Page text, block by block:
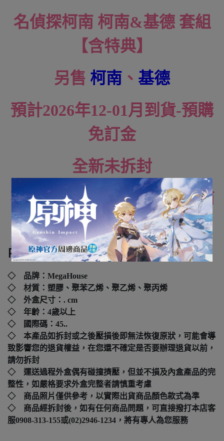
名偵探柯南 柯南&基德 套組
【含特典】
另售 柯南 、 基德
預計2026年12-01月到貨-預購
免訂金
全新未拆封
不可與 現貨/其他月份預購 商
品合併結帳
內容規格：
◇ 品牌： MegaHouse
◇ 材質：塑膠、聚苯乙烯、聚乙烯、聚丙烯
◇ 外盒尺寸： . cm
◇ 年齡：4歲以上
◇ 國際碼： 45..
◇ 本產品如拆封或之後壓損後即無法恢復原狀，可能會導
致影響您的退貨權益，在您還不確定是否要辦理退貨以前，
請勿拆封
◇ 運送過程外盒偶有碰撞擠壓，但並不損及內盒產品的完
整性，如嚴格要求外盒完整者請慎重考慮
◇ 商品照片僅供參考，以實際出貨商品顏色款式為準
◇ 商品經拆封後，如有任何商品問題，可直接撥打本店客
服0908-313-155或(02)2946-1234，將有專人為您服務